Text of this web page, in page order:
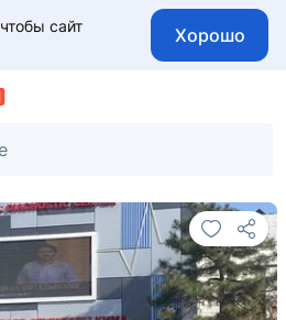
чтобы сайт
Хорошо